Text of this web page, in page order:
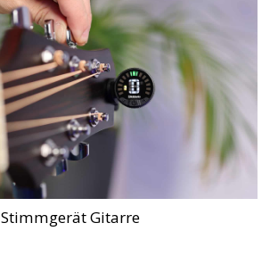
Stimmgerät Gitarre